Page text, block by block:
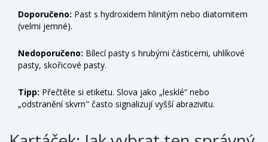
papír a postupně odstraňují glazuru z keramiky. Místo toho
hledejte pasty označené jako „jemné“, „pro citlivé zuby“
nebo specificky určené pro implantáty a keramiku. Ideální
jsou pasty s nízkým RDA indexem (Relative Dentin
pod 100. Takové pasty čistí efektivně, ale ne poškozují
povrch vašich nových zubů.
Doporučeno: Past s hydroxidem hlinitým nebo diatomitem
(velmi jemné).
Nedoporučeno: Bílecí pasty s hrubými částicemi, uhlíkové
pasty, skořicové pasty.
Tipp: Přečtěte si etiketu. Slova jako „lesklé“ nebo
„odstranění skvrn" často signalizují vyšší abrazivitu.